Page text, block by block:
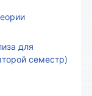
для
семестр)